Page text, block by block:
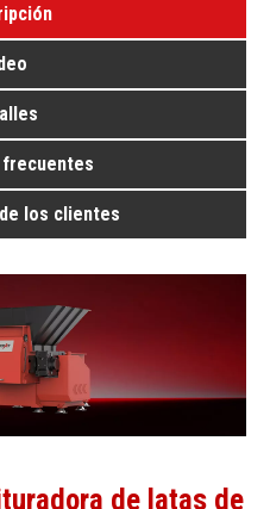
los clientes
de latas de